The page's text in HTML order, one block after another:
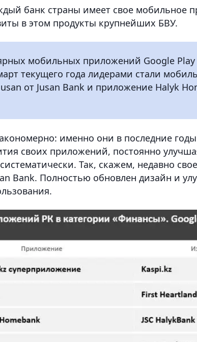
банк страны имеет свое мобильное
в этом продукты крупнейших БВУ.
мобильных приложений Google Play
текущего года лидерами стали
от Jusan Bank и приложение Halyk
именно они в последние
своих приложений, постоянно
Так, скажем, недавно
Bank. Полностью обновлен дизайн и